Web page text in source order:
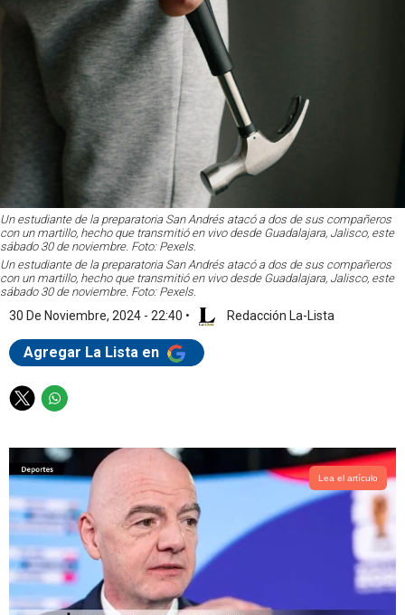
Un estudiante de la preparatoria San Andrés atacó a dos de sus compañeros
con un martillo, hecho que transmitió en vivo desde Guadalajara, Jalisco, este
sábado 30 de noviembre. Foto: Pexels.
Un estudiante de la preparatoria San Andrés atacó a dos de sus compañeros
con un martillo, hecho que transmitió en vivo desde Guadalajara, Jalisco, este
sábado 30 de noviembre. Foto: Pexels.
30 De Noviembre, 2024 - 22:40 • Redacción La-Lista
Agregar La Lista en
T
i
t
t
e
r
W
a
t
s
a
p
p
Lea el artículo